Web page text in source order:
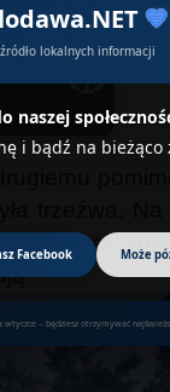
💙
lokalnych informacji
naszej
i bądź na bieżąco
Facebook Może
– będziesz otrzymywać
🧭
trzeźwa.